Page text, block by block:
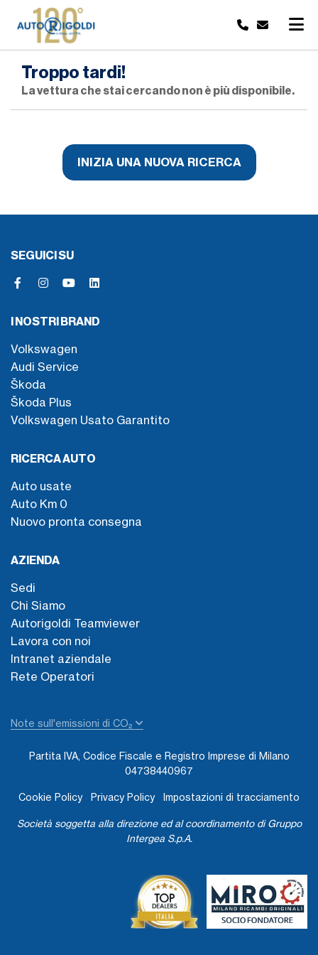
Troppo tardi!
La vettura che stai cercando non è più disponibile.
INIZIA UNA NUOVA RICERCA
SEGUICI SU
I NOSTRI BRAND
Volkswagen
Audi Service
Škoda
Škoda Plus
Volkswagen Usato Garantito
RICERCA AUTO
Auto usate
Auto Km 0
Nuovo pronta consegna
AZIENDA
Sedi
Chi Siamo
Autorigoldi Teamviewer
Lavora con noi
Intranet aziendale
Rete Operatori
Note sull'emissioni di CO₂
Partita IVA, Codice Fiscale e Registro Imprese di Milano
04738440967
Cookie Policy Privacy Policy Impostazioni di tracciamento
Società soggetta alla direzione ed al coordinamento di Gruppo
Intergea S.p.A.